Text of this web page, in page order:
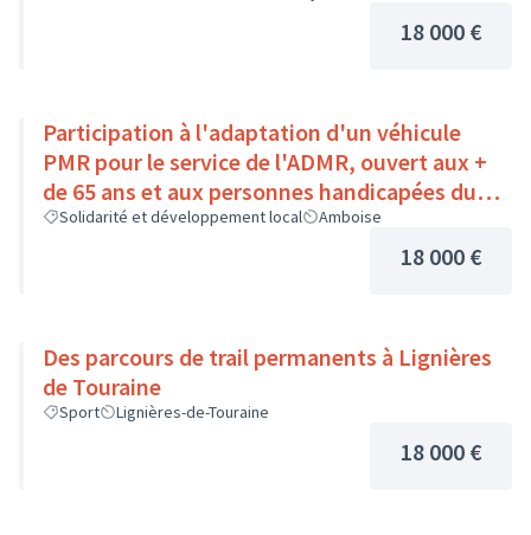
18 000 €
Participation à l'adaptation d'un véhicule
PMR pour le service de l'ADMR, ouvert aux +
de 65 ans et aux personnes handicapées du
Pays Loire-Touraine.
Solidarité et développement local Amboise
18 000 €
Des parcours de trail permanents à Lignières
de Touraine
Sport Lignières-de-Touraine
18 000 €